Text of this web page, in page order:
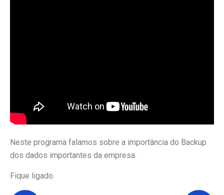
Neste programa falamos sobre a importância do Backup
dos dados importantes da empresa.
Fique ligado.